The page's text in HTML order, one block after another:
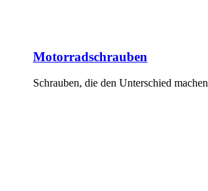
Motorradschrauben
Schrauben, die den Unterschied machen